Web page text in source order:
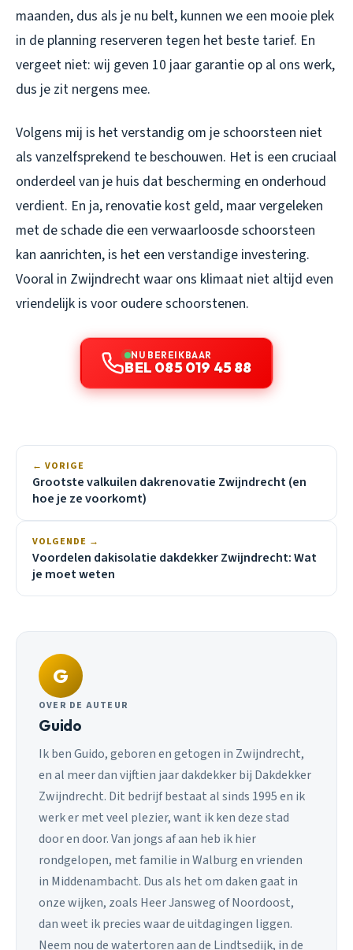
maanden, dus als je nu belt, kunnen we een mooie plek
in de planning reserveren tegen het beste tarief. En
vergeet niet: wij geven 10 jaar garantie op al ons werk,
dus je zit nergens mee.
Volgens mij is het verstandig om je schoorsteen niet
als vanzelfsprekend te beschouwen. Het is een cruciaal
onderdeel van je huis dat bescherming en onderhoud
verdient. En ja, renovatie kost geld, maar vergeleken
met de schade die een verwaarloosde schoorsteen
kan aanrichten, is het een verstandige investering.
Vooral in Zwijndrecht waar ons klimaat niet altijd even
vriendelijk is voor oudere schoorstenen.
NU BEREIKBAAR
BEL 085 019 45 88
← VORIGE
Grootste valkuilen dakrenovatie Zwijndrecht (en
hoe je ze voorkomt)
VOLGENDE →
Voordelen dakisolatie dakdekker Zwijndrecht: Wat
je moet weten
G
OVER DE AUTEUR
Guido
Ik ben Guido, geboren en getogen in Zwijndrecht,
en al meer dan vijftien jaar dakdekker bij Dakdekker
Zwijndrecht. Dit bedrijf bestaat al sinds 1995 en ik
werk er met veel plezier, want ik ken deze stad
door en door. Van jongs af aan heb ik hier
rondgelopen, met familie in Walburg en vrienden
in Middenambacht. Dus als het om daken gaat in
onze wijken, zoals Heer Jansweg of Noordoost,
dan weet ik precies waar de uitdagingen liggen.
Neem nou de watertoren aan de Lindtsedijk, in de